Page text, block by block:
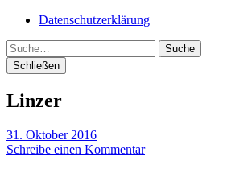
Datenschutzerklärung
Suche
Schließen
Linzer
31. Oktober 2016
Schreibe einen Kommentar